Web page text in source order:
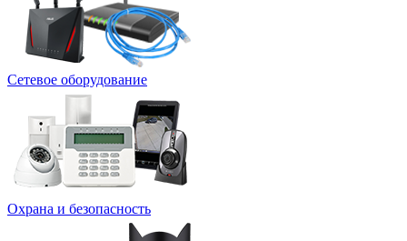
Сетевое оборудование
Охрана и безопасность